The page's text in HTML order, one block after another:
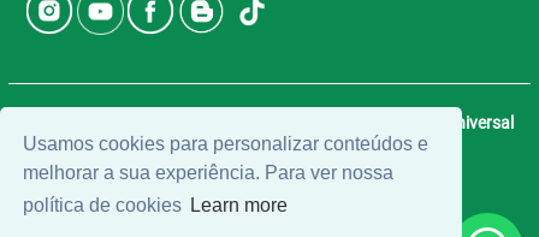
Usamos cookies para personalizar conteúdos e
melhorar a sua experiência. Para ver nossa
política de cookies Learn more
Universal
Software.